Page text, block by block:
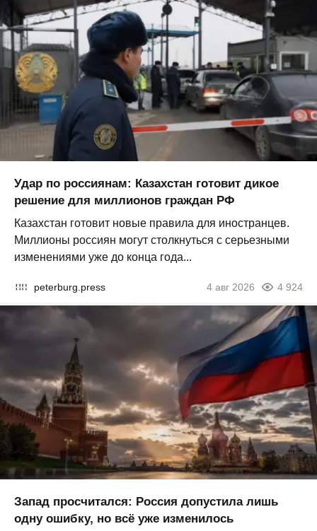
Удар по россиянам: Казахстан готовит дикое
решение для миллионов граждан РФ
Казахстан готовит новые правила для иностранцев.
Миллионы россиян могут столкнуться с серьезными
изменениями уже до конца года...
peterburg.press 4 авг 2026 4 924
Запад просчитался: Россия допустила лишь
одну ошибку, но всё уже изменилось